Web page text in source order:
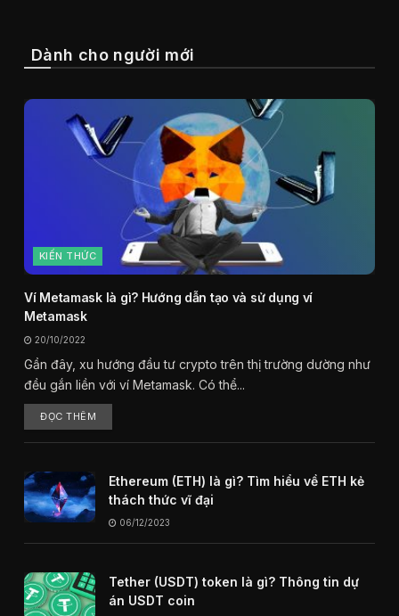
Dành cho người mới
KIẾN THỨC
Ví Metamask là gì? Hướng dẫn tạo và sử dụng ví
Metamask
20/10/2022
Gần đây, xu hướng đầu tư crypto trên thị trường dường như
đều gắn liền với ví Metamask. Có thể...
ĐỌC THÊM
Ethereum (ETH) là gì? Tìm hiểu về ETH kẻ
thách thức vĩ đại
06/12/2023
Tether (USDT) token là gì? Thông tin dự
án USDT coin